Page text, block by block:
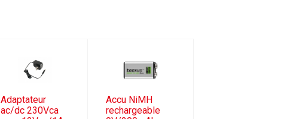
Adaptateur
ac/dc 230Vca
Accu NiMH
rechargeable